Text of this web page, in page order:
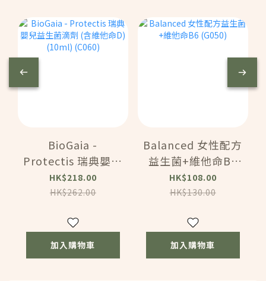
BioGaia -
Protectis 瑞典嬰兒
益生菌滴劑 (含維他
命D) (10ml)
HK$218.00
HK$262.00
加入購物車
Balanced 女性配方
益生菌+維他命B6
(G050)
HK$108.00
HK$130.00
加入購物車